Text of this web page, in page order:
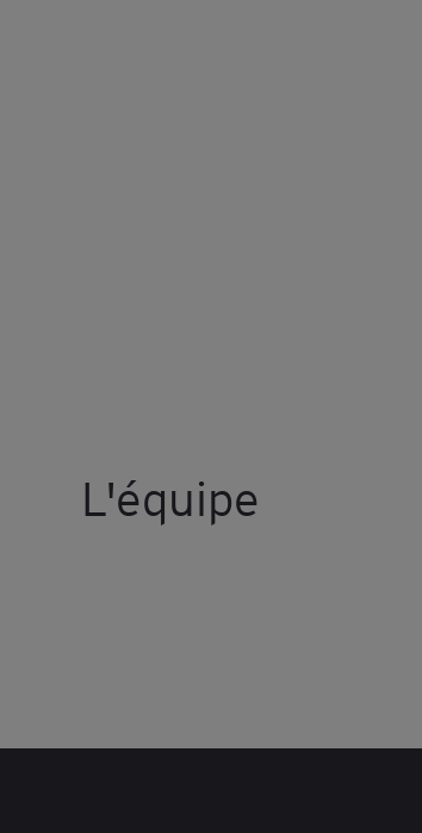
L'équipe